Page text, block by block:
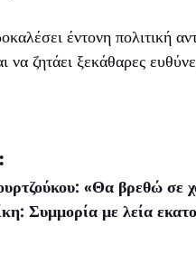
έντονη πολιτική
να ζητάει ξεκάθαρες
«Θα βρεθώ σε
Συμμορία με λεία